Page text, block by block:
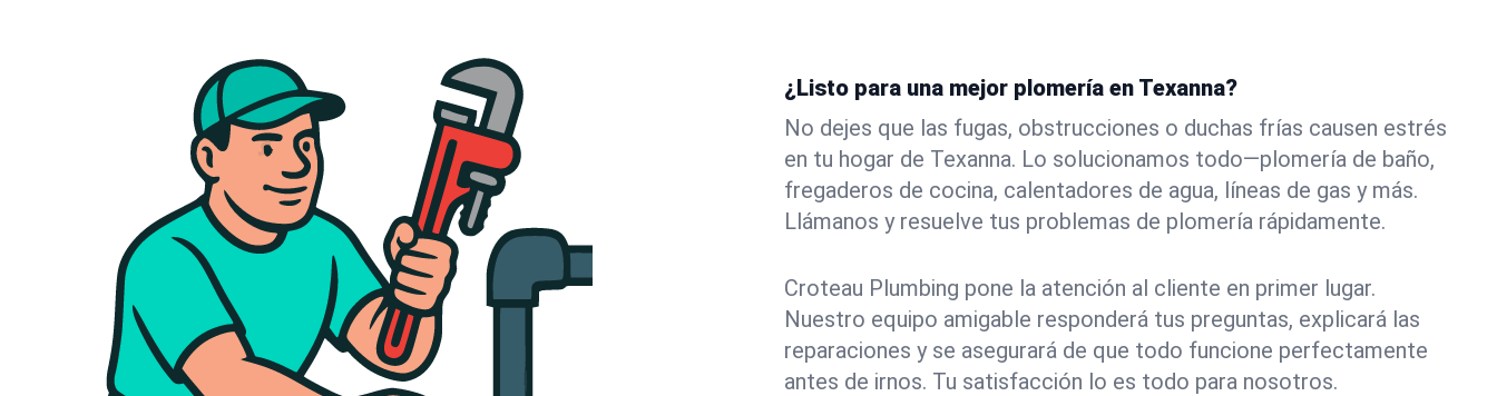
¿Listo para una mejor plomería en Texanna?
No dejes que las fugas, obstrucciones o duchas frías causen estrés
en tu hogar de Texanna. Lo solucionamos todo—plomería de baño,
fregaderos de cocina, calentadores de agua, líneas de gas y más.
Llámanos y resuelve tus problemas de plomería rápidamente.
Croteau Plumbing pone la atención al cliente en primer lugar.
Nuestro equipo amigable responderá tus preguntas, explicará las
reparaciones y se asegurará de que todo funcione perfectamente
antes de irnos. Tu satisfacción lo es todo para nosotros.